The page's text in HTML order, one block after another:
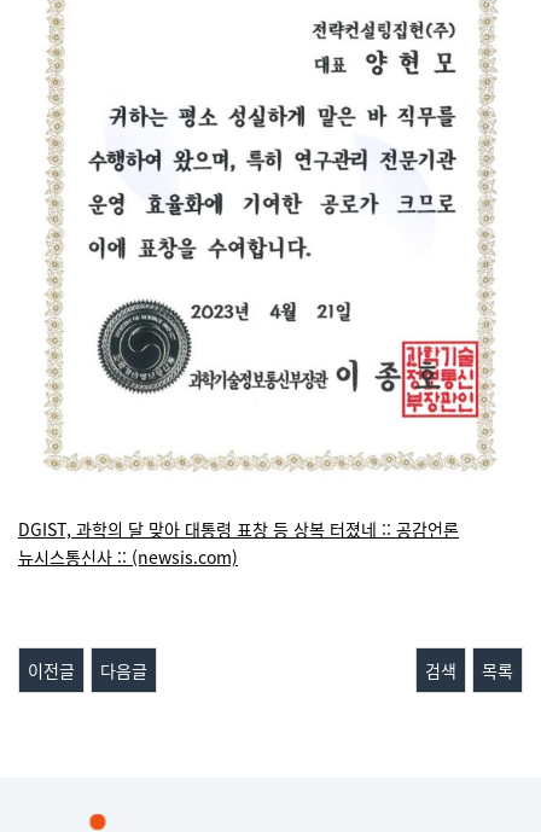
DGIST, 과학의 달 맞아 대통령 표창 등 상복 터졌네 :: 공감언론
뉴시스통신사 :: (newsis.com)
이전글 다음글 검색 목록